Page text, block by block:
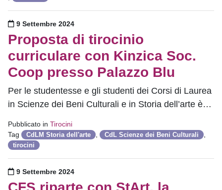
Pubblicato il
9 Settembre 2024
Proposta di tirocinio
curriculare con Kinzica Soc.
Coop presso Palazzo Blu
Per le studentesse e gli studenti dei Corsi di Laurea
in Scienze dei Beni Culturali e in Storia dell’arte è…
Pubblicato in Tirocini
Tag
CdLM Storia dell'arte CdL Scienze dei Beni Culturali
tirocini
Pubblicato il
9 Settembre 2024